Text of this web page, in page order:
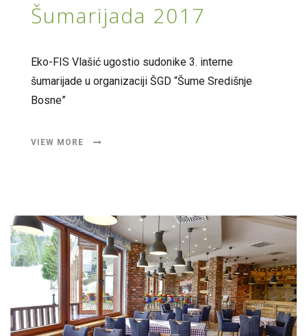
Šumarijada 2017
Eko-FIS Vlašić ugostio sudonike 3. interne
šumarijade u organizaciji ŠGD “Šume Središnje
Bosne”
VIEW MORE